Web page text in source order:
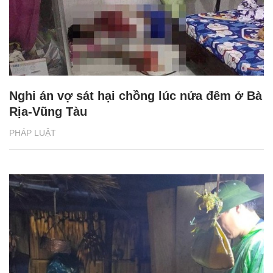
PHÁP LUẬT
Nghi án vợ sát hại chồng lúc nửa đêm ở Bà
Rịa-Vũng Tàu